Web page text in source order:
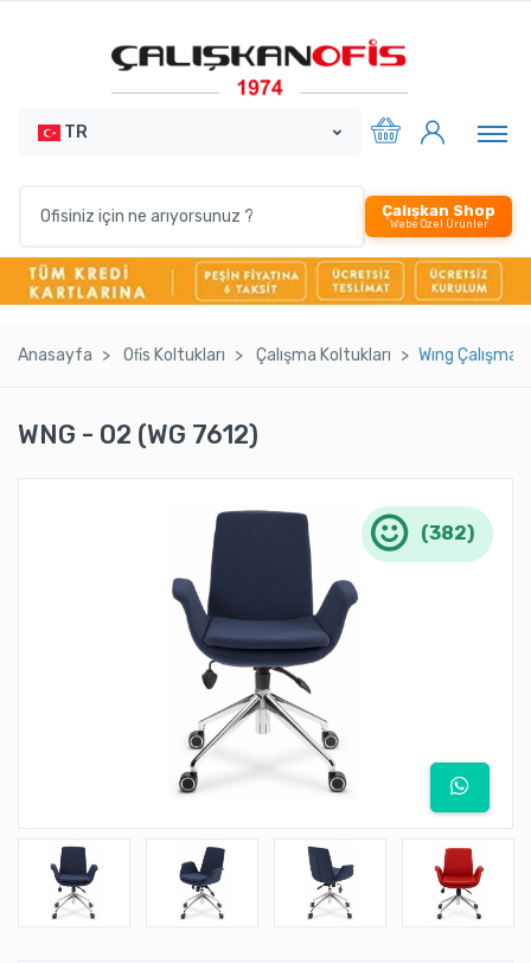
TR
Çalışkan Shop
Webe Özel Ürünler
Anasayfa Ofi̇s Koltukları Çalışma Koltukları Wıng
WNG - 02 (WG 7612)
(382)